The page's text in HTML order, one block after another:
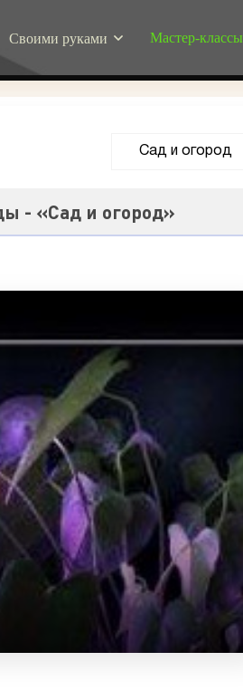
Своими руками Мастер-классы
Сад и огород
- «Сад и огород»